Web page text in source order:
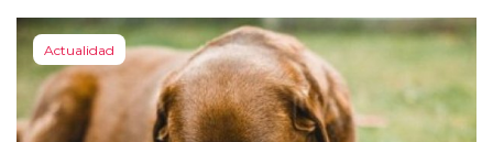
Actualidad